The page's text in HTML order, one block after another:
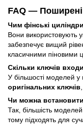
FAQ — Поширені
Чим фінські
Вони використовують
забезпечує вищий
класичними піновими
Скільки ключів
У більшості моделей у
оригінальних ключів
Чи можна встановити
Так, більшість
тому підходять для